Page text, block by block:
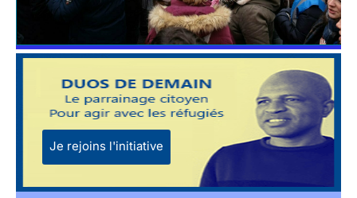
Je rejoins l'initiative